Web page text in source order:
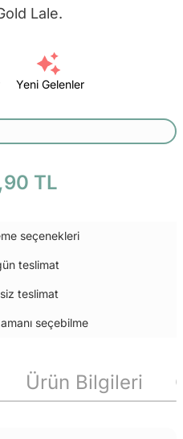
Lale.
Yeni Gelenler
TL
seçenekleri
teslimat
teslimat
seçebilme
Ürün Bilgileri